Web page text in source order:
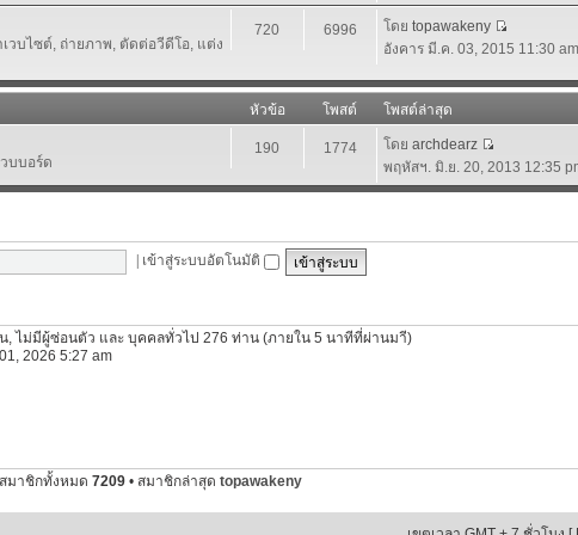
วบไซต์, ถ่ายภาพ, ตัดต่อวีดีโอ, แต่ง
720 6996 โดย topawakeny
อังคาร มี.ค. 03, 2015 11:30 am
หัวข้อ โพสต์
โพสต์ล่าสุด
บบอร์ด
190 1774 โดย archdearz
พฤหัสฯ. มิ.ย. 20, 2013 12:35
เข้าสู่ระบบอัตโนมัติ
, ไม่มีผู้ซ่อนตัว และ บุคคลทั่วไป 276 ท่าน (ภายใน 5 นาทีที่ผ่านมาี)
2026 5:27 am
สมาชิกทั้งหมด 7209 • สมาชิกล่าสุด topawakeny